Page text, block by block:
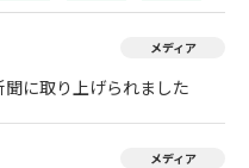
メディア
に取り上げられました
メディア